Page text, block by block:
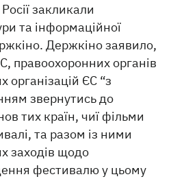
закликали
та інформаційної
Держкіно заявило,
правоохоронних органів
організацій ЄС “з
звернутись до
тих країн, чиї фільми
та разом із ними
заходів щодо
фестивалю у цьому